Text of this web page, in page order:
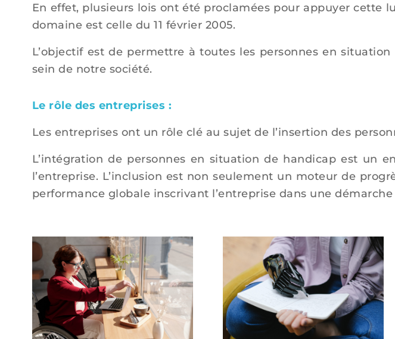
En effet, plusieurs lois ont été proclamées pour appuyer cette
domaine est celle du 11 février 2005.
L’objectif est de permettre à toutes les personnes en
sein de notre société.
Le rôle des entreprises :
Les entreprises ont un rôle clé au sujet de l’insertion des
L’intégration de personnes en situation de handicap est un
l’entreprise. L’inclusion est non seulement un moteur de
performance globale inscrivant l’entreprise dans une démarche